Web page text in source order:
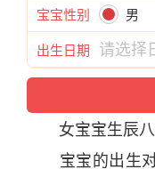
宝宝性别
男
出生日期
女宝宝生辰
宝宝的出生对